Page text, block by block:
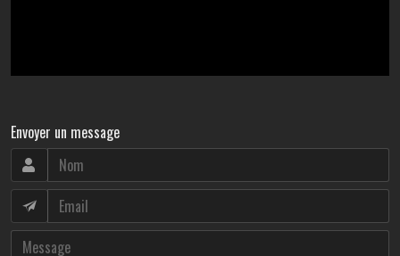
Envoyer un message